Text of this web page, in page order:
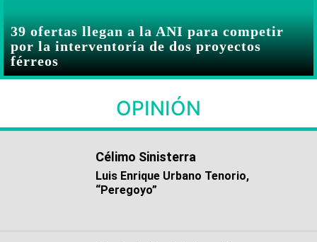
39 ofertas llegan a la ANI para competir
por la interventoría de dos proyectos
férreos
OPINIÓN
Célimo Sinisterra
Luis Enrique Urbano Tenorio,
“Peregoyo”